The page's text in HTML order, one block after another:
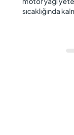
sıcaklığında
önem taşır.
korozyon,